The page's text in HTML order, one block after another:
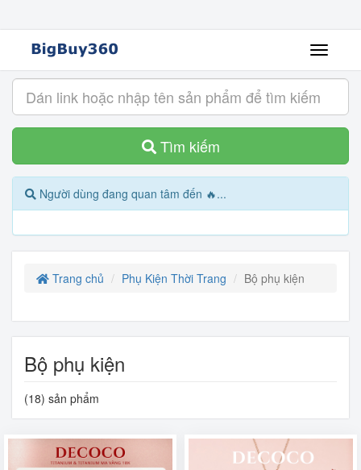
Tìm kiếm
Người dùng đang quan tâm đến 🔥...
Trang chủ Phụ Kiện Thời Trang Bộ phụ kiện
Bộ phụ kiện
(18) sản phẩm